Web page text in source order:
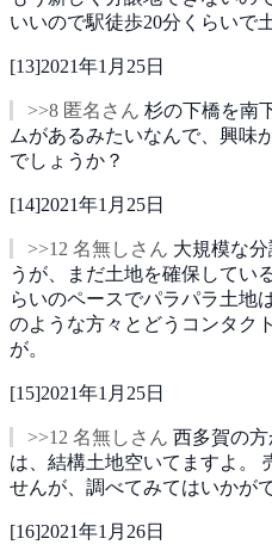
いいので駅徒歩20分くらいで
[13]2021年1月25日
>>8 匿名さん 杉の下橋を南
ムがあるみたいなんで、興味
でしょうか？
[14]2021年1月25日
>>12 名無しさん 大規模な
うが、まだ土地を確保してい
らいのペースでパラパラ土地
のような方々とどうコンタク
が。
[15]2021年1月25日
>>12 名無しさん 西多賀の
は、結構土地空いてますよ。
せんが、調べてみてはいかが
[16]2021年1月26日